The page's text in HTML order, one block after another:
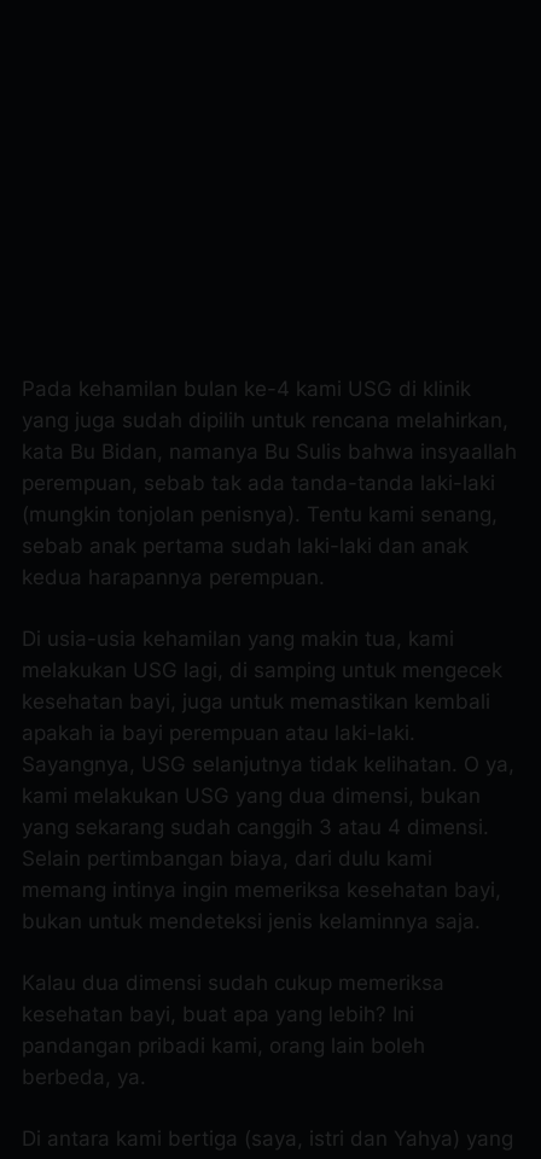
Pada kehamilan bulan ke-4 kami USG di klinik
yang juga sudah dipilih untuk rencana melahirkan,
kata Bu Bidan, namanya Bu Sulis bahwa insyaallah
perempuan, sebab tak ada tanda-tanda laki-laki
(mungkin tonjolan penisnya). Tentu kami senang,
sebab anak pertama sudah laki-laki dan anak
kedua harapannya perempuan.
Di usia-usia kehamilan yang makin tua, kami
melakukan USG lagi, di samping untuk mengecek
kesehatan bayi, juga untuk memastikan kembali
apakah ia bayi perempuan atau laki-laki.
Sayangnya, USG selanjutnya tidak kelihatan. O ya,
kami melakukan USG yang dua dimensi, bukan
yang sekarang sudah canggih 3 atau 4 dimensi.
Selain pertimbangan biaya, dari dulu kami
memang intinya ingin memeriksa kesehatan bayi,
bukan untuk mendeteksi jenis kelaminnya saja.
Kalau dua dimensi sudah cukup memeriksa
kesehatan bayi, buat apa yang lebih? Ini
pandangan pribadi kami, orang lain boleh
berbeda, ya.
Di antara kami bertiga (saya, istri dan Yahya) yang